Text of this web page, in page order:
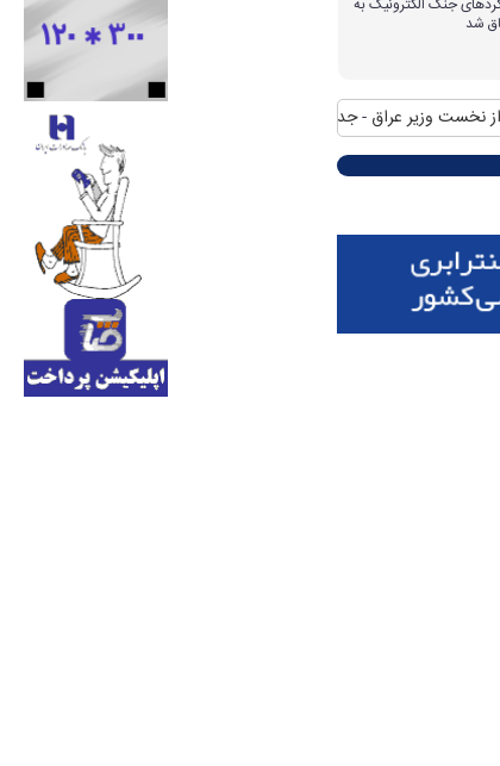
جنگ الکترونیک به
شد
عراق جدال مکرر آتش و نیزار/ شعله‌های طمع که برای تصرف زبانه